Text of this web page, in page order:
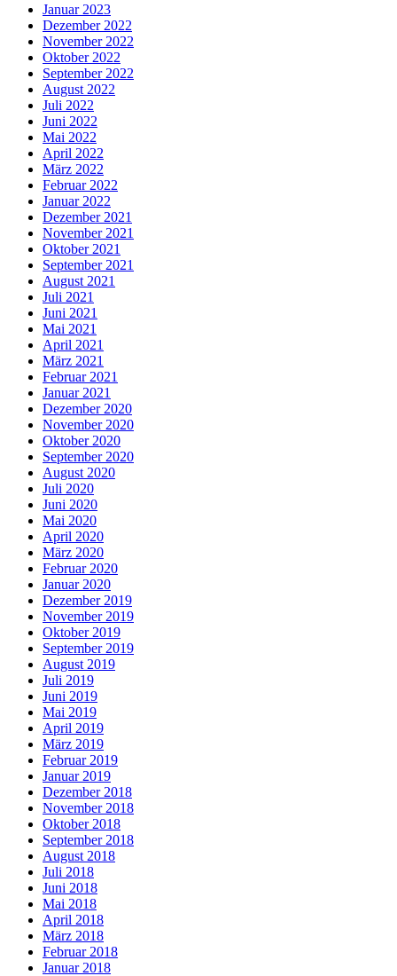
Januar 2023
Dezember 2022
November 2022
Oktober 2022
September 2022
August 2022
Juli 2022
Juni 2022
Mai 2022
April 2022
März 2022
Februar 2022
Januar 2022
Dezember 2021
November 2021
Oktober 2021
September 2021
August 2021
Juli 2021
Juni 2021
Mai 2021
April 2021
März 2021
Februar 2021
Januar 2021
Dezember 2020
November 2020
Oktober 2020
September 2020
August 2020
Juli 2020
Juni 2020
Mai 2020
April 2020
März 2020
Februar 2020
Januar 2020
Dezember 2019
November 2019
Oktober 2019
September 2019
August 2019
Juli 2019
Juni 2019
Mai 2019
April 2019
März 2019
Februar 2019
Januar 2019
Dezember 2018
November 2018
Oktober 2018
September 2018
August 2018
Juli 2018
Juni 2018
Mai 2018
April 2018
März 2018
Februar 2018
Januar 2018